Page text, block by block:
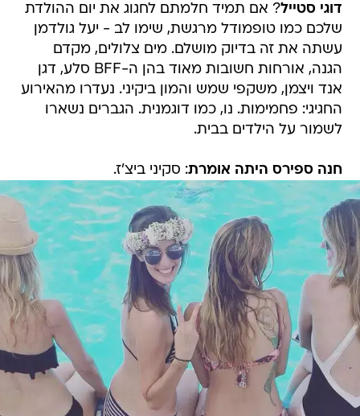
דוגי סטייל? אם תמיד חלמתם לחגוג את יום ההולדת
שלכם כמו טופמודל מרגשת, שימו לב - יעל גולדמן
עשתה את זה בדיוק מושלם. מים צלולים, מקדם
הגנה, אורחות חשובות מאוד בהן ה-BFF סלע, דגן
אנד ויצמן, משקפי שמש והמון ביקיני. נעדרו מהאירוע
החגיגי: פחמימות. נו, כמו דוגמנית. הגברים נשארו
לשמור על הילדים בבית.
חנה ספירס היתה אומרת: סקיני ביצ'ז.